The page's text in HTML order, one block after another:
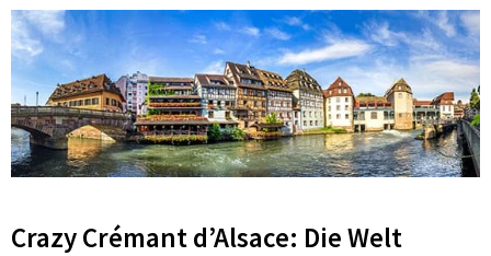
Crazy Crémant d’Alsace: Die Welt